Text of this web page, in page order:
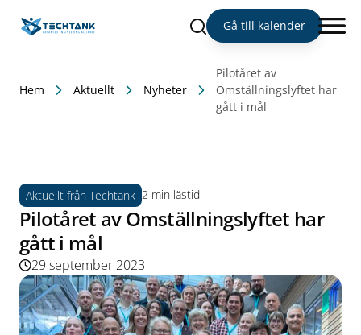
Sök Gå till kalender
Hem Aktuellt Nyheter
Pilotåret av
Omställningslyftet har
gått i mål
Aktuellt från Techtank 2 min lästid
Pilotåret av Omställningslyftet har
gått i mål
29 september 2023